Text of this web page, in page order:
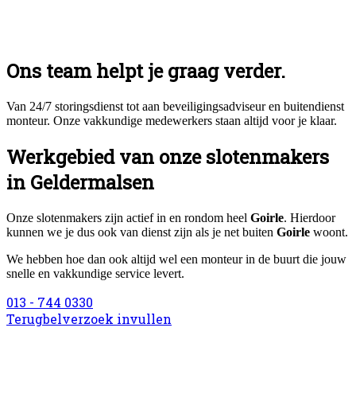
Ons team helpt je graag verder.
Van 24/7 storingsdienst tot aan beveiligingsadviseur en buitendienst
monteur. Onze vakkundige medewerkers staan altijd voor je klaar.
Werkgebied van onze slotenmakers
in Geldermalsen
Onze slotenmakers zijn actief in en rondom heel Goirle. Hierdoor
kunnen we je dus ook van dienst zijn als je net buiten Goirle woont.
We hebben hoe dan ook altijd wel een monteur in de buurt die jouw
snelle en vakkundige service levert.
013 - 744 0330
Terugbelverzoek invullen